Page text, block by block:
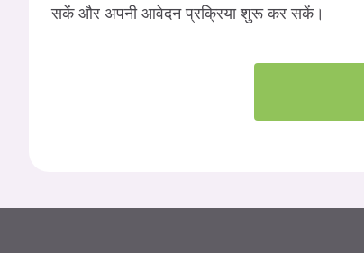
सकें और अपनी आवेदन प्रक्रिया शुरू कर सकें।